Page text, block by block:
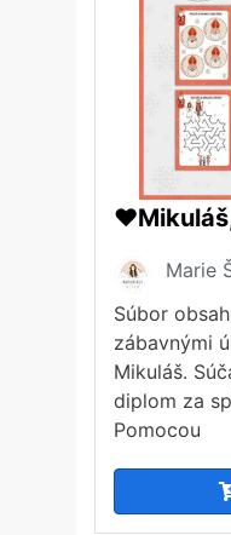
Súbor
zábavnými
Mikuláš.
diplom za
Pomocou